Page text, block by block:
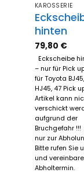
KAROSSERIE
hinten
79,80 €
Eckscheibe
– nur für Pick
für Toyota
HJ45, 47 Pick
Artikel kann
verschickt
aufgrund der
Bruchgefahr !!!
nur zur
Bitte rufen Sie
und
Abholtermin.